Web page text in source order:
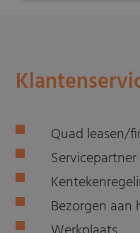
Quad leasen/
Bezorgen aan